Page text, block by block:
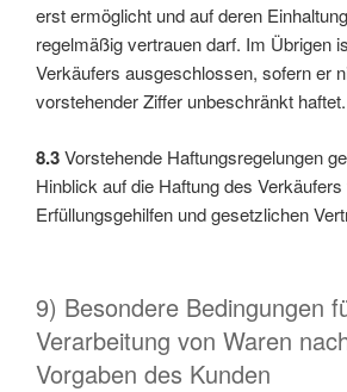
erst ermöglicht und auf deren
regelmäßig vertrauen darf. Im Übrigen
Verkäufers ausgeschlossen, sofern er
vorstehender Ziffer unbeschränkt haftet.
8.3Vorstehende Haftungsregelungen
Hinblick auf die Haftung des
Erfüllungsgehilfen und gesetzlichen
9) Besondere Bedingungen
Verarbeitung von Waren
Vorgaben des Kunden